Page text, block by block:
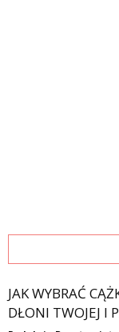
JAK WYBRAĆ
DŁONI TWOJEJ I